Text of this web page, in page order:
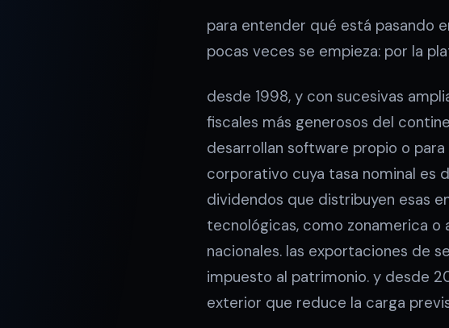
para entender qué está pasando
pocas veces se empieza: por la
desde 1998, y con sucesivas
fiscales más generosos del
desarrollan software propio o
corporativo cuya tasa nominal es
dividendos que distribuyen esas
tecnológicas, como zonamerica
nacionales. las exportaciones de
impuesto al patrimonio. y desde
exterior que reduce la carga